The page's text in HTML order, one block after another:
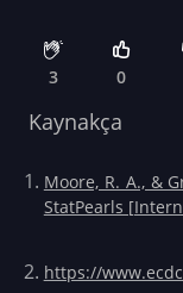
3 0
Kaynakça
Moore, R. A., &
StatPearls
https://